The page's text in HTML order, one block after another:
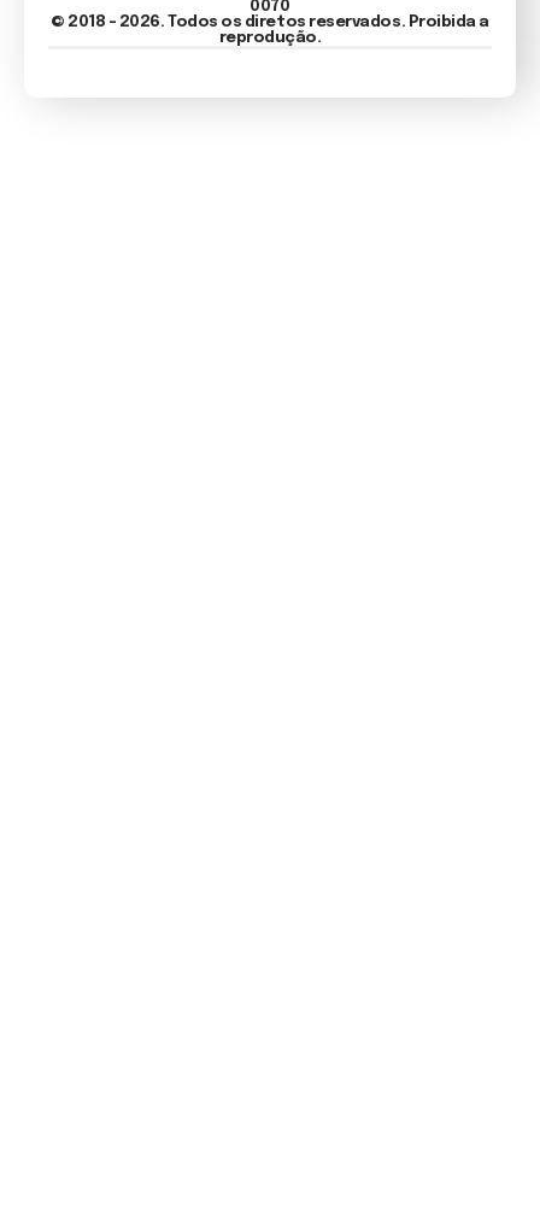
0070
© 2018 - 2026. Todos os diretos reservados. Proibida a
reprodução.